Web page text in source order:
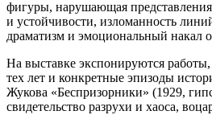
фигуры, нарушающая представления
и устойчивости, изломанность
драматизм и эмоциональный накал
На выставке экспонируются
тех лет и конкретные эпизоды
Жукова «Беспризорники» (1929,
свидетельство разрухи и хаоса,